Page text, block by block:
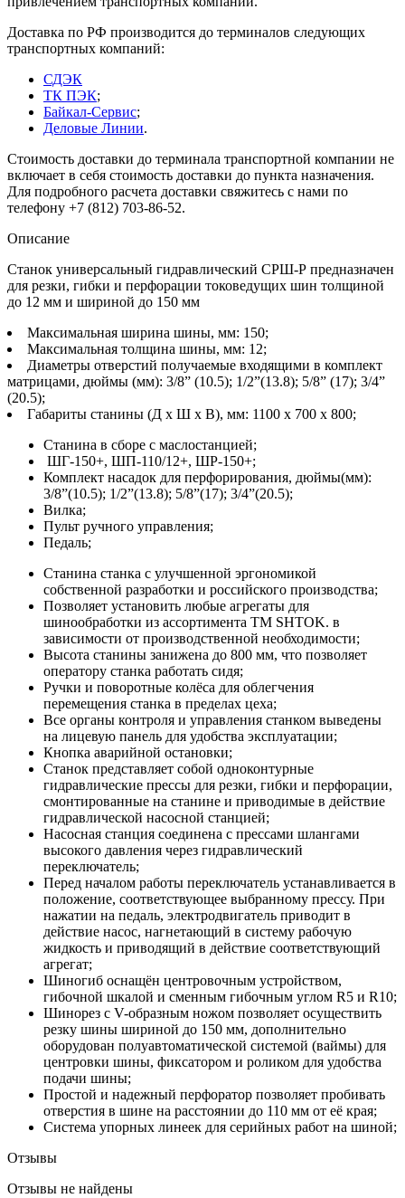
Доставка по РФ производится до терминалов следующих
транспортных компаний:
СДЭК
ТК ПЭК;
Байкал-Сервис;
Деловые Линии.
Стоимость доставки до терминала транспортной компании не
включает в себя стоимость доставки до пункта назначения.
Для подробного расчета доставки свяжитесь с нами по
телефону +7 (812) 703-86-52.
Описание
Станок универсальный гидравлический СРШ-Р предназначен
для резки, гибки и перфорации токоведущих шин толщиной
до 12 мм и шириной до 150 мм
Максимальная ширина шины, мм: 150;
Максимальная толщина шины, мм: 12;
Диаметры отверстий получаемые входящими в комплект
матрицами, дюймы (мм): 3/8” (10.5); 1/2”(13.8); 5/8” (17); 3/4”
(20.5);
Габариты станины (Д х Ш х В), мм: 1100 х 700 х 800;
Станина в сборе с маслостанцией;
ШГ-150+, ШП-110/12+, ШР-150+;
Комплект насадок для перфорирования, дюймы(мм):
3/8”(10.5); 1/2”(13.8); 5/8”(17); 3/4”(20.5);
Вилка;
Пульт ручного управления;
Педаль;
Станина станка с улучшенной эргономикой
собственной разработки и российского производства;
Позволяет установить любые агрегаты для
шинообработки из ассортимента ТМ SHTOK. в
зависимости от производственной необходимости;
Высота станины занижена до 800 мм, что позволяет
оператору станка работать сидя;
Ручки и поворотные колёса для облегчения
перемещения станка в пределах цеха;
Все органы контроля и управления станком выведены
на лицевую панель для удобства эксплуатации;
Кнопка аварийной остановки;
Станок представляет собой одноконтурные
гидравлические прессы для резки, гибки и перфорации,
смонтированные на станине и приводимые в действие
гидравлической насосной станцией;
Насосная станция соединена с прессами шлангами
высокого давления через гидравлический
переключатель;
Перед началом работы переключатель устанавливается в
положение, соответствующее выбранному прессу. При
нажатии на педаль, электродвигатель приводит в
действие насос, нагнетающий в систему рабочую
жидкость и приводящий в действие соответствующий
агрегат;
Шиногиб оснащён центровочным устройством,
гибочной шкалой и сменным гибочным углом R5 и R10;
Шинорез с V-образным ножом позволяет осуществить
резку шины шириной до 150 мм, дополнительно
оборудован полуавтоматической системой (ваймы) для
центровки шины, фиксатором и роликом для удобства
подачи шины;
Простой и надежный перфоратор позволяет пробивать
отверстия в шине на расстоянии до 110 мм от её края;
Система упорных линеек для серийных работ на шиной;
Отзывы
Отзывы не найдены